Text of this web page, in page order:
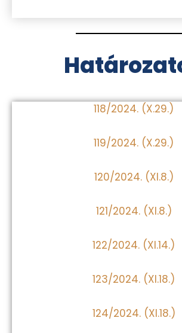
118/2024. (X.29.)
119/2024. (X.29.)
120/2024. (XI.8.)
121/2024. (XI.8.)
122/2024. (XI.14.)
123/2024. (XI.18.)
124/2024. (XI.18.)